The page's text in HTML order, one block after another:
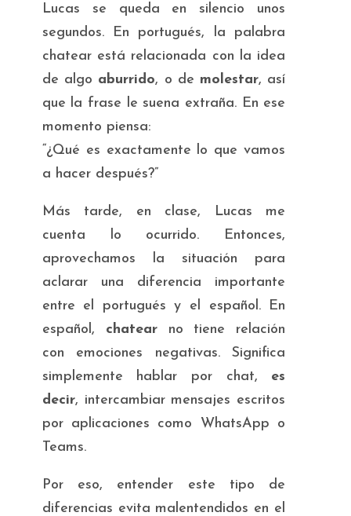
Lucas se queda en silencio unos
segundos. En portugués, la palabra
chatearestá relacionada con la idea
de algo aburrido, o de molestar, así
que la frase le suena extraña. En ese
momento piensa:
“¿Qué es exactamente lo que vamos
a hacer después?”
Más tarde, en clase, Lucas me
cuenta lo ocurrido. Entonces,
aprovechamos la situación para
aclarar una diferencia importante
entre el portugués y el español. En
español, chatearno tiene relación
con emociones negativas. Significa
simplemente hablar por chat, es
decir, intercambiar mensajes escritos
por aplicaciones como WhatsApp o
Teams.
Por eso, entender este tipo de
diferencias evita malentendidos en el